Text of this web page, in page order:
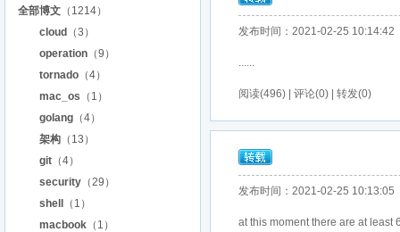
全部博文 （1214）
cloud
（3）
operation （9）
tornado （4）
mac_os （1）
golang （4）
架构 （13）
git （4）
security （29）
shell
（1）
macbook （1）
发布时间：2021-02-25 10:14:42
......
阅读(496) | 评论(0) | 转发(0)
发布时间：2021-02-25 10:13:05
at this moment there are at